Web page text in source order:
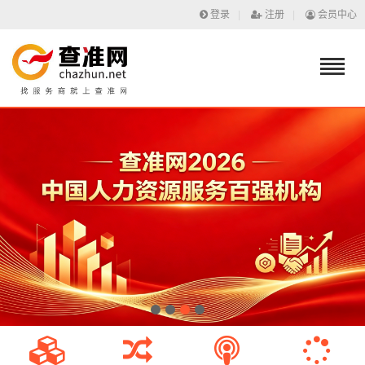
登录 注册 会员中心
1 2 3 4